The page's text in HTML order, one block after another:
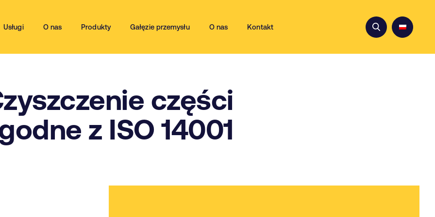
Usługi O nas Produkty Gałęzie przemysłu O nas Kontakt
części
z ISO 14001